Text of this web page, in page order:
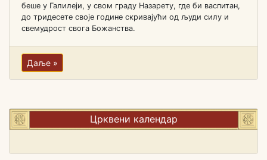
беше у Галилеји, у свом граду Назарету, где би васпитан,
до тридесете своје године скривајући од људи силу и
свемудрост свога Божанства.
Даље »
Црквени календар